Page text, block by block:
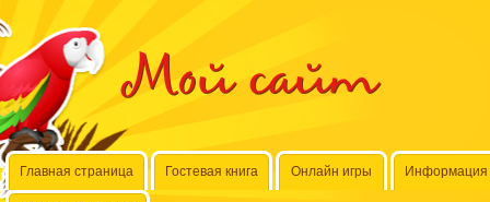
Мой сайт
Главная страница Гостевая книга Онлайн игры Информация